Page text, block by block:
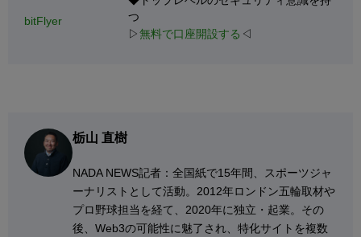
bitFlyer
つ
▷無料で口座開設する ◁
栃山 直樹
NADA NEWS記者：全国紙で15年間、スポーツジャ
ーナリストとして活動。2012年ロンドン五輪取材や
プロ野球担当を経て、2020年に独立・起業。その
後、Web3の可能性に魅了され、特化サイトを複数